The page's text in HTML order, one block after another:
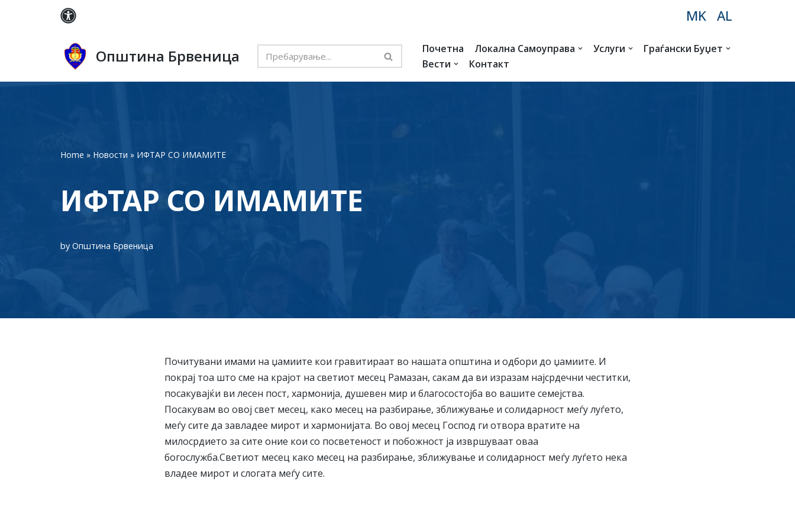
MK AL
Општина Брвеница Почетна Локална Самоуправа Услуги
Граѓански Буџет
Вести
Контакт
Home » Новости » ИФТАР СО ИМАМИТЕ
ИФТАР СО ИМАМИТЕ
by Општина Брвеница
Почитувани имами на џамиите кои гравитираат во нашата општина и одбори до џамиите. И
покрај тоа што сме на крајот на светиот месец Рамазан, сакам да ви изразам најсрдечни честитки,
посакувајќи ви лесен пост, хармонија, душевен мир и благосостојба во вашите семејства.
Посакувам во овој свет месец, како месец на разбирање, зближување и солидарност меѓу луѓето,
меѓу сите да завладее мирот и хармонијата. Во овој месец Господ ги отвора вратите на
милосрдието за сите оние кои со посветеност и побожност ја извршуваат оваа
богослужба.Светиот месец како месец на разбирање, зближување и солидарност меѓу луѓето нека
владее мирот и слогата меѓу сите.